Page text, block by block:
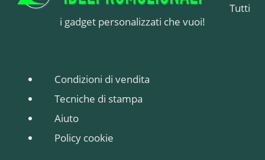
Tutti
i gadget personalizzati che vuoi!
Condizioni di vendita
Tecniche di stampa
Aiuto
Policy cookie